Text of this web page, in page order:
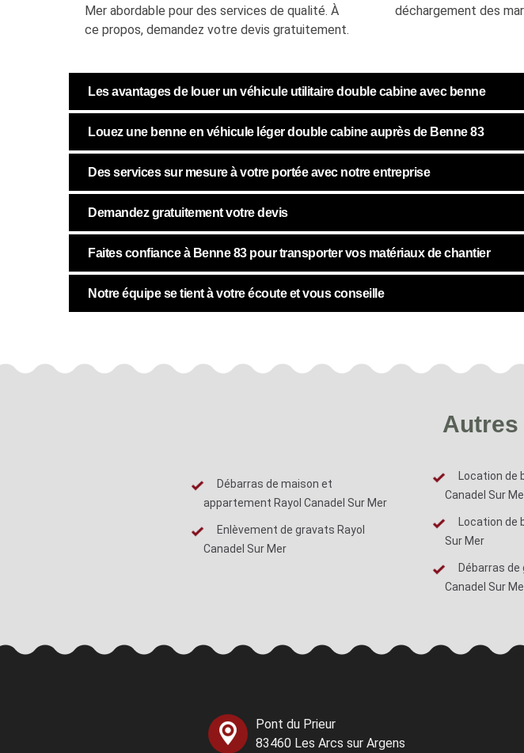
Mer abordable pour des services de qualité. À
ce propos, demandez votre devis gratuitement.
déchargement des
Les avantages de louer un véhicule utilitaire double cabine avec benne
Louez une benne en véhicule léger double cabine auprès de Benne 83
Des services sur mesure à votre portée avec notre entreprise
Demandez gratuitement votre devis
Faites confiance à Benne 83 pour transporter vos matériaux de chantier
Notre équipe se tient à votre écoute et vous conseille
Débarras de maison et
appartement Rayol Canadel Sur Mer
Enlèvement de gravats Rayol
Canadel Sur Mer
Location de
Canadel Sur
Location de
Sur Mer
Débarras de
Canadel Sur
Pont du Prieur
83460 Les Arcs sur Argens